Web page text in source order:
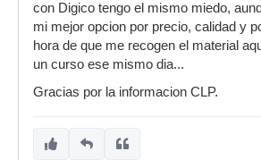
con Digico tengo el mismo miedo,
mi mejor opcion por precio, calidad y
hora de que me recogen el material
un curso ese mismo dia...
Gracias por la informacion CLP.